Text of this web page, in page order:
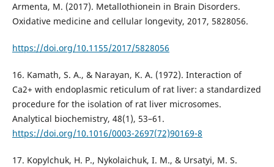
Armenta, M. (2017). Metallothionein in Brain Disorders.
Oxidative medicine and cellular longevity, 2017, 5828056.
https://doi.org/10.1155/2017/5828056
16. Kamath, S. A., & Narayan, K. A. (1972). Interaction of
Ca2+ with endoplasmic reticulum of rat liver: a standardized
procedure for the isolation of rat liver microsomes.
Analytical biochemistry, 48(1), 53–61.
https://doi.org/10.1016/0003-2697(72)90169-8
17. Kopylchuk, H. P., Nykolaichuk, I. M., & Ursatyi, M. S.